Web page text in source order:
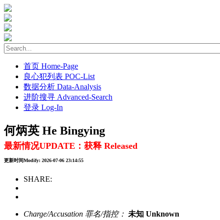
首页 Home-Page
良心犯列表 POC-List
数据分析 Data-Analysis
进阶搜寻 Advanced-Search
登录 Log-In
何炳英 He Bingying
最新情况UPDATE：获释 Released
更新时间Modify: 2026-07-06 23:14:55
SHARE:
Charge/Accusation 罪名/指控： 未知 Unknown